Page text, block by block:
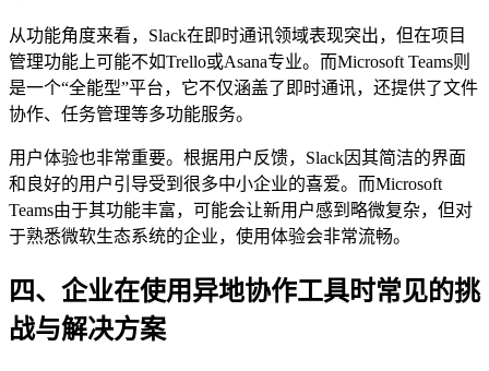
从功能角度来看，Slack在即时通讯领域表现突出，但在项目
管理功能上可能不如Trello或Asana专业。而Microsoft Teams则
是一个“全能型”平台，它不仅涵盖了即时通讯，还提供了文件
协作、任务管理等多功能服务。
用户体验也非常重要。根据用户反馈，Slack因其简洁的界面
和良好的用户引导受到很多中小企业的喜爱。而Microsoft
Teams由于其功能丰富，可能会让新用户感到略微复杂，但对
于熟悉微软生态系统的企业，使用体验会非常流畅。
四、企业在使用异地协作工具时常见的挑
战与解决方案